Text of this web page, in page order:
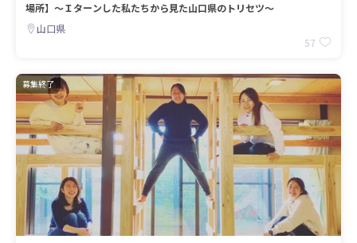
場所】～Ｉターンした私たちから見た山口県のトリセツ～
山口県
57
募集終了